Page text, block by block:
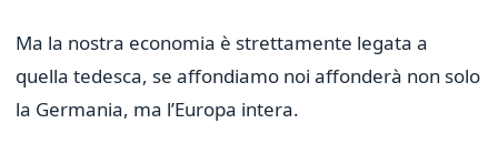
Ma la nostra economia è strettamente legata a
quella tedesca, se affondiamo noi affonderà non solo
la Germania, ma l’Europa intera.